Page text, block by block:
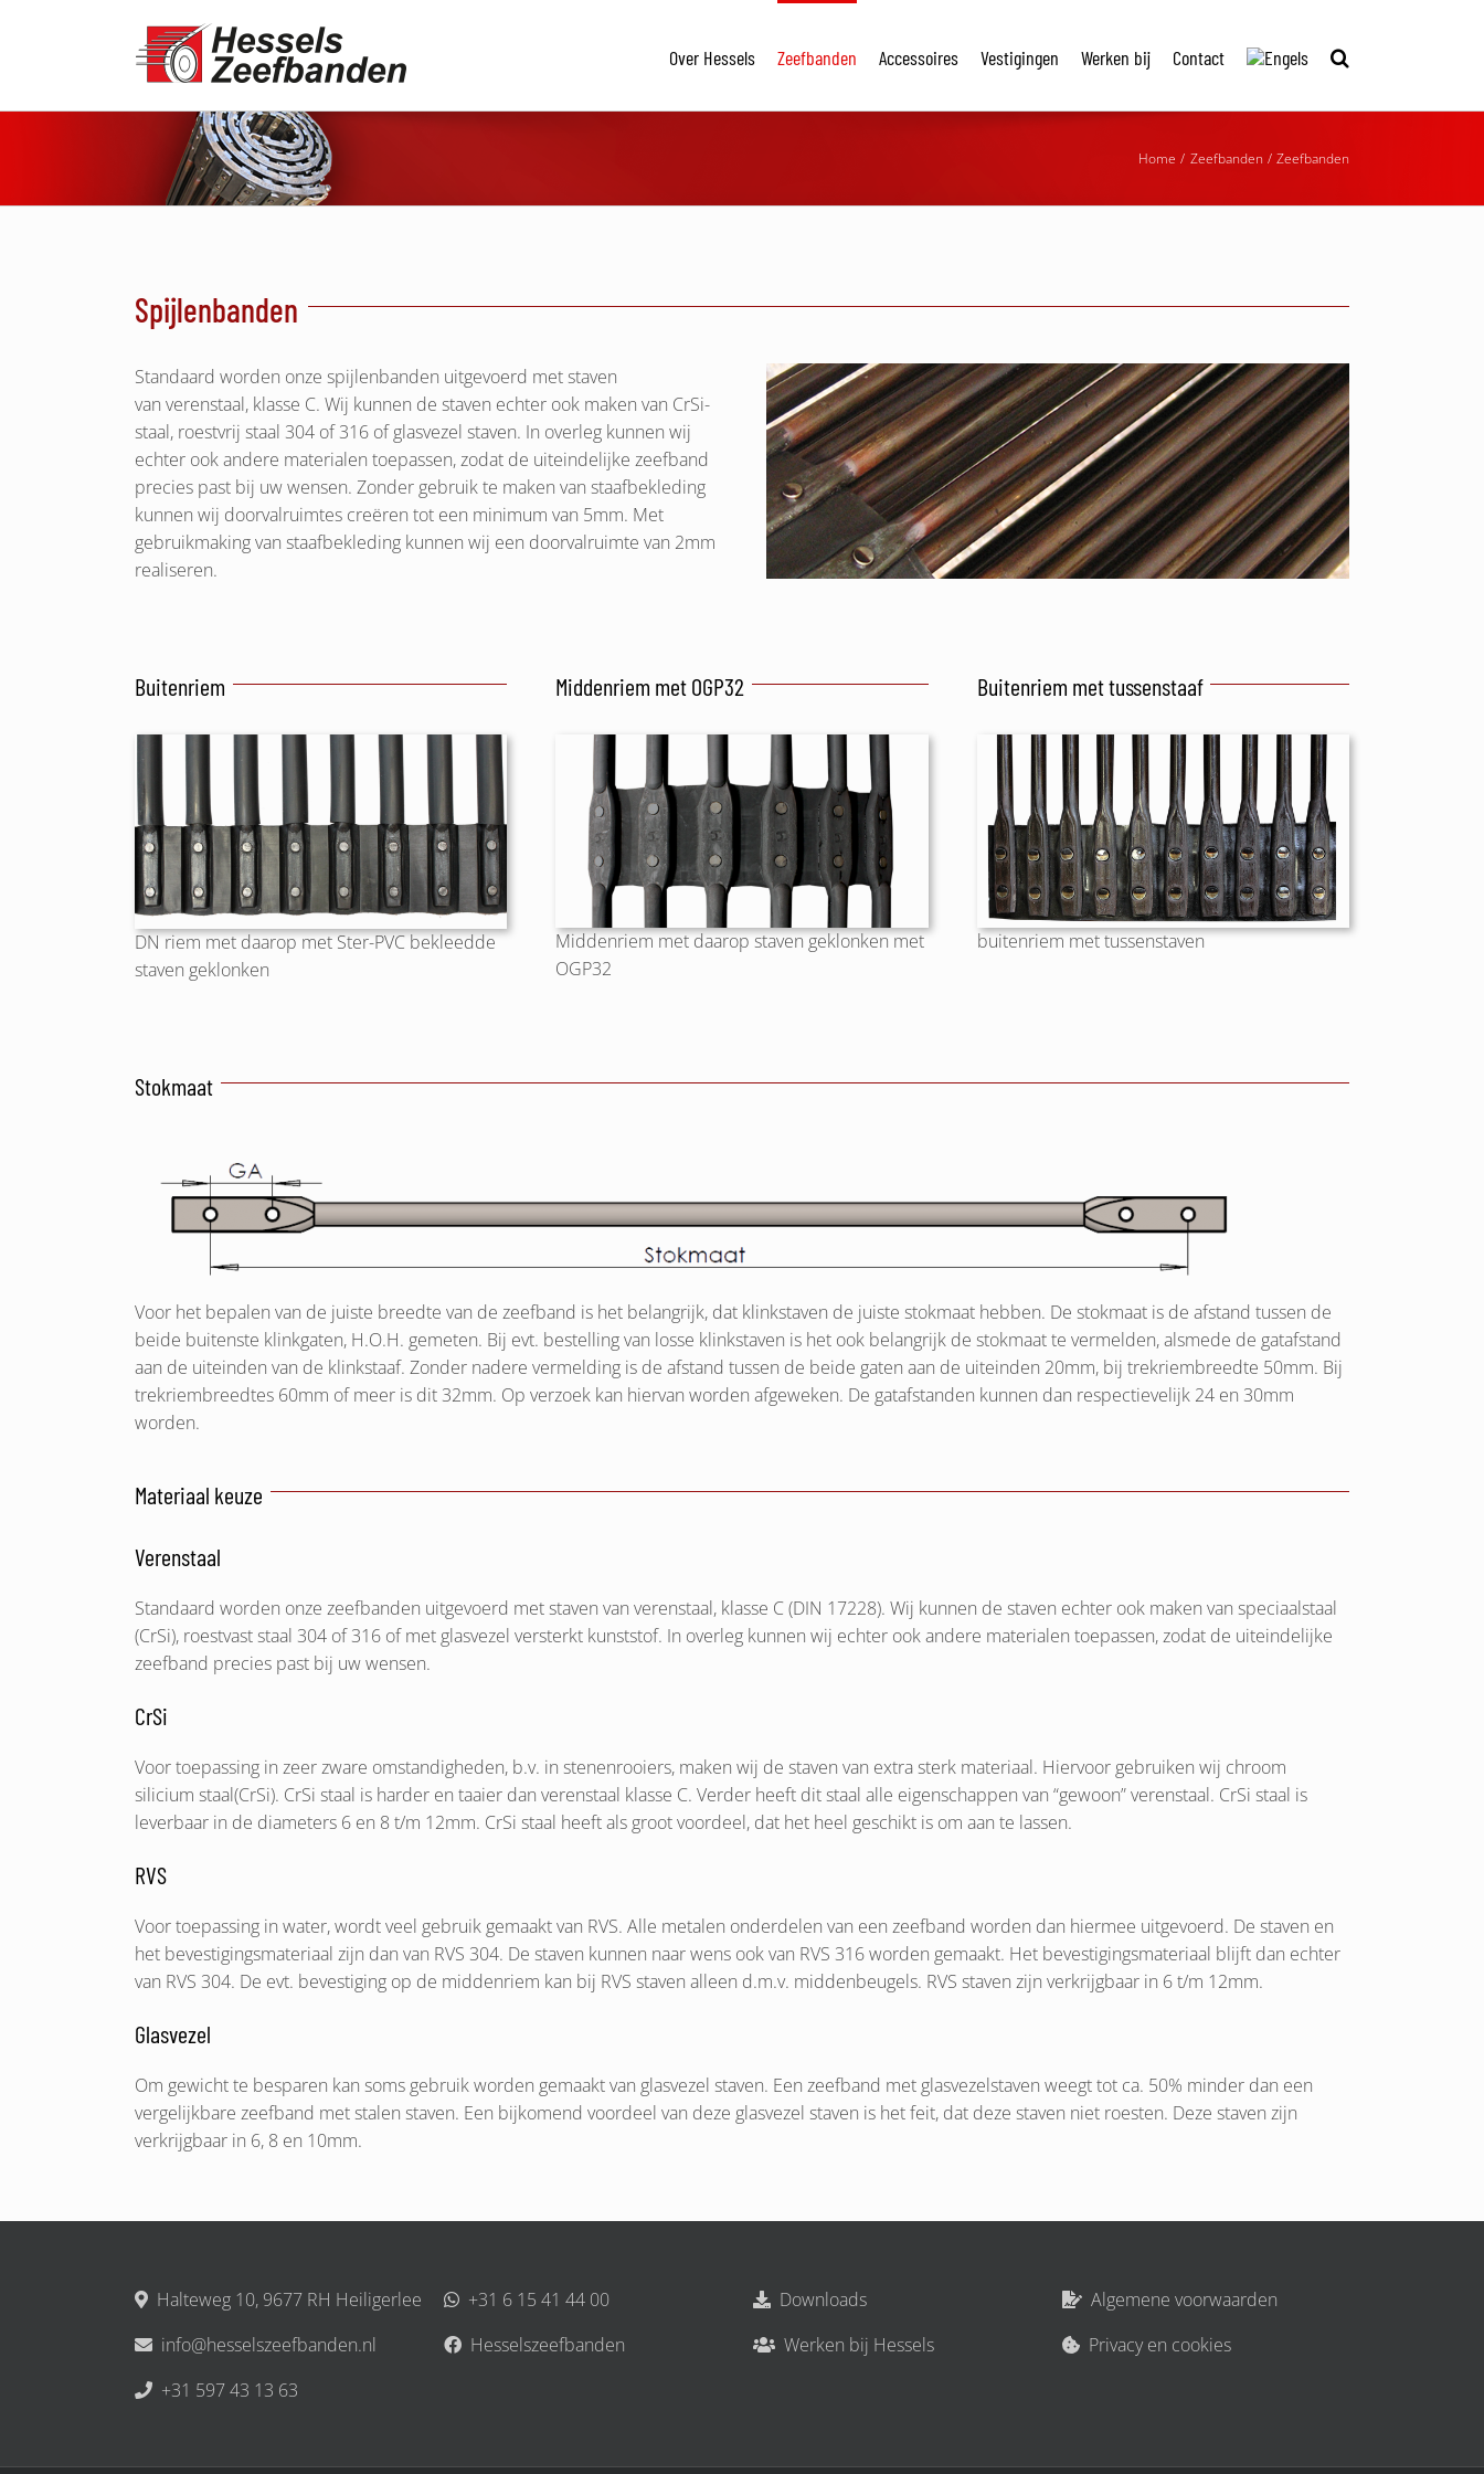
Over Hessels Zeefbanden Accessoires Vestigingen Werken bij Contact
Home Zeefbanden Zeefbanden
Spijlenbanden
Standaard worden onze spijlenbanden uitgevoerd met staven
van verenstaal, klasse C. Wij kunnen de staven echter ook maken van CrSi-
staal, roestvrij staal 304 of 316 of glasvezel staven. In overleg kunnen wij
echter ook andere materialen toepassen, zodat de uiteindelijke zeefband
precies past bij uw wensen. Zonder gebruik te maken van staafbekleding
kunnen wij doorvalruimtes creëren tot een minimum van 5mm. Met
gebruikmaking van staafbekleding kunnen wij een doorvalruimte van 2mm
realiseren.
Buitenriem
DN riem met daarop met Ster-PVC bekleedde
staven geklonken
Middenriem met OGP32
Middenriem met daarop staven geklonken met
OGP32
Buitenriem met tussenstaaf
buitenriem met tussenstaven
Stokmaat
Voor het bepalen van de juiste breedte van de zeefband is het belangrijk, dat klinkstaven de juiste stokmaat hebben. De stokmaat is de afstand tussen de
beide buitenste klinkgaten, H.O.H. gemeten. Bij evt. bestelling van losse klinkstaven is het ook belangrijk de stokmaat te vermelden, alsmede de gatafstand
aan de uiteinden van de klinkstaaf. Zonder nadere vermelding is de afstand tussen de beide gaten aan de uiteinden 20mm, bij trekriembreedte 50mm. Bij
trekriembreedtes 60mm of meer is dit 32mm. Op verzoek kan hiervan worden afgeweken. De gatafstanden kunnen dan respectievelijk 24 en 30mm
worden.
Materiaal keuze
Verenstaal
Standaard worden onze zeefbanden uitgevoerd met staven van verenstaal, klasse C (DIN 17228). Wij kunnen de staven echter ook maken van speciaalstaal
(CrSi), roestvast staal 304 of 316 of met glasvezel versterkt kunststof. In overleg kunnen wij echter ook andere materialen toepassen, zodat de uiteindelijke
zeefband precies past bij uw wensen.
CrSi
Voor toepassing in zeer zware omstandigheden, b.v. in stenenrooiers, maken wij de staven van extra sterk materiaal. Hiervoor gebruiken wij chroom
silicium staal(CrSi). CrSi staal is harder en taaier dan verenstaal klasse C. Verder heeft dit staal alle eigenschappen van “gewoon” verenstaal. CrSi staal is
leverbaar in de diameters 6 en 8 t/m 12mm. CrSi staal heeft als groot voordeel, dat het heel geschikt is om aan te lassen.
RVS
Voor toepassing in water, wordt veel gebruik gemaakt van RVS. Alle metalen onderdelen van een zeefband worden dan hiermee uitgevoerd. De staven en
het bevestigingsmateriaal zijn dan van RVS 304. De staven kunnen naar wens ook van RVS 316 worden gemaakt. Het bevestigingsmateriaal blijft dan echter
van RVS 304. De evt. bevestiging op de middenriem kan bij RVS staven alleen d.m.v. middenbeugels. RVS staven zijn verkrijgbaar in 6 t/m 12mm.
Glasvezel
Om gewicht te besparen kan soms gebruik worden gemaakt van glasvezel staven. Een zeefband met glasvezelstaven weegt tot ca. 50% minder dan een
vergelijkbare zeefband met stalen staven. Een bijkomend voordeel van deze glasvezel staven is het feit, dat deze staven niet roesten. Deze staven zijn
verkrijgbaar in 6, 8 en 10mm.
Halteweg 10, 9677 RH Heiligerlee
info@hesselszeefbanden.nl
+31 597 43 13 63
+31 6 15 41 44 00
Hesselszeefbanden
Downloads
Werken bij Hessels
Algemene voorwaarden
Privacy en cookies